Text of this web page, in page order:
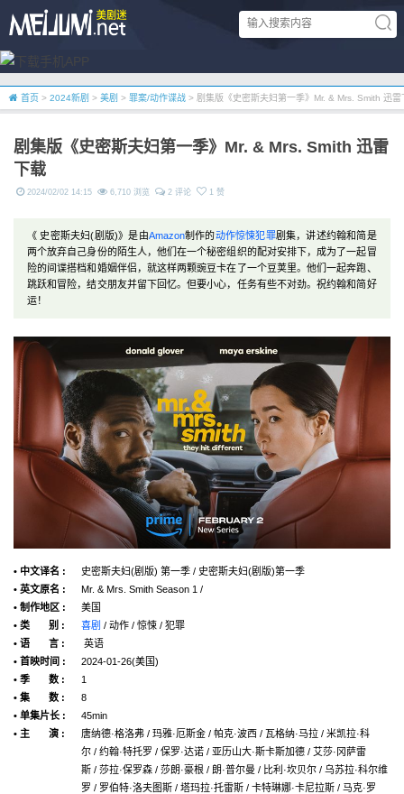
首页 > 2024新剧 > 美剧 > 罪案/动作谍战 > 剧集版《史密斯夫妇第一季》Mr. & Mrs. Smith 迅雷
剧集版《史密斯夫妇第一季》Mr. & Mrs. Smith 迅雷
下载
2024/02/02 14:15 6,710 浏览 2 评论 1 赞
《 史密斯夫妇(剧版)》是由Amazon制作的动作惊悚犯罪剧集，讲述约翰和简是
两个放弃自己身份的陌生人，他们在一个秘密组织的配对安排下，成为了一起冒
险的间谍搭档和婚姻伴侣，就这样两颗豌豆卡在了一个豆荚里。他们一起奔跑、
跳跃和冒险，结交朋友并留下回忆。但要小心，任务有些不对劲。祝约翰和简好
运！
• 中文译名 :
史密斯夫妇(剧版) 第一季 / 史密斯夫妇(剧版)第一季
• 英文原名 :
Mr. & Mrs. Smith Season 1 /
• 制作地区 :
美国
• 类 别 :
喜剧 / 动作 / 惊悚 / 犯罪
• 语 言 :
英语
• 首映时间 :
2024-01-26(美国)
• 季 数 :
1
• 集 数 :
8
• 单集片长 :
45min
• 主 演 :
唐纳德·格洛弗 / 玛雅·厄斯金 / 帕克·波西 / 瓦格纳·马拉 / 米凯拉·科
尔 / 约翰·特托罗 / 保罗·达诺 / 亚历山大·斯卡斯加德 / 艾莎·冈萨雷
斯 / 莎拉·保罗森 / 莎朗·豪根 / 朗·普尔曼 / 比利·坎贝尔 / 乌苏拉·科尔维
罗 / 罗伯特·洛夫图斯 / 塔玛拉·托雷斯 / 卡特琳娜·卡尼拉斯 / 马克·罗